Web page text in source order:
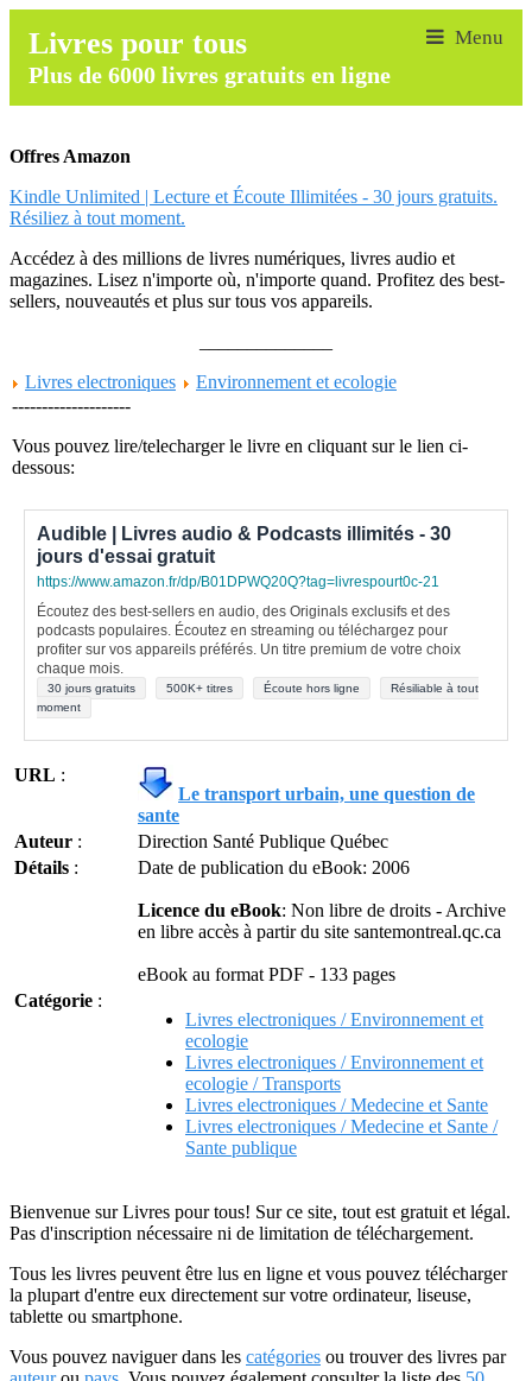
Livres pour tous
Plus de 6000 livres gratuits en ligne
Offres Amazon
Kindle Unlimited | Lecture et Écoute Illimitées - 30 jours gratuits.
Résiliez à tout moment.
Accédez à des millions de livres numériques, livres audio et
magazines. Lisez n'importe où, n'importe quand. Profitez des best-
sellers, nouveautés et plus sur tous vos appareils.
Livres electroniques
Environnement et ecologie
--------------------
Vous pouvez lire/telecharger le livre en cliquant sur le lien ci-
dessous:
Audible | Livres audio & Podcasts illimités - 30
jours d'essai gratuit
https://www.amazon.fr/dp/B01DPWQ20Q?tag=livrespourt0c-21
Écoutez des best-sellers en audio, des Originals exclusifs et des
podcasts populaires. Écoutez en streaming ou téléchargez pour
profiter sur vos appareils préférés. Un titre premium de votre choix
chaque mois.
30 jours gratuits 500K+ titres Écoute hors ligne
Résiliable à tout
moment
URL :
Le transport urbain, une question de
sante
Auteur :
Direction Santé Publique Québec
Détails : Date de publication du eBook: 2006
Licence du eBook: Non libre de droits - Archive
en libre accès à partir du site santemontreal.qc.ca
eBook au format PDF - 133 pages
Catégorie :
Livres electroniques / Environnement et
ecologie
Livres electroniques / Environnement et
ecologie / Transports
Livres electroniques / Medecine et Sante
Livres electroniques / Medecine et Sante /
Sante publique
Bienvenue sur Livres pour tous! Sur ce site, tout est gratuit et légal.
Pas d'inscription nécessaire ni de limitation de téléchargement.
Tous les livres peuvent être lus en ligne et vous pouvez télécharger
la plupart d'entre eux directement sur votre ordinateur, liseuse,
tablette ou smartphone.
Vous pouvez naviguer dans les catégories ou trouver des livres par